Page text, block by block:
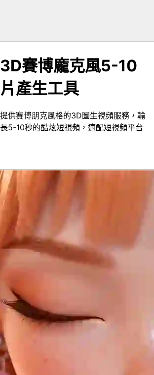
賽博龐克風5-10
產生工具
供賽博朋克風格的3D圖生視頻服務，輸
5-10秒的酷炫短視頻，適配短視頻平台